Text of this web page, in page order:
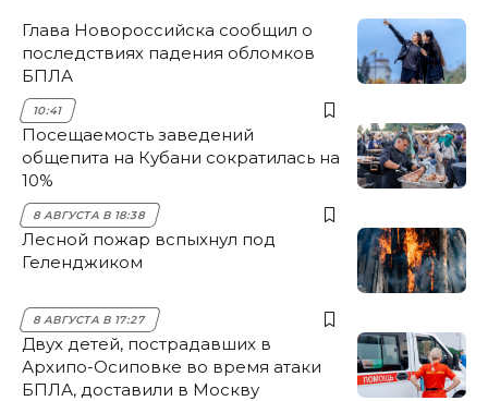
Глава Новороссийска сообщил о
последствиях падения обломков
БПЛА
10:41
Посещаемость заведений
общепита на Кубани сократилась на
10%
8 АВГУСТА В 18:38
Лесной пожар вспыхнул под
Геленджиком
8 АВГУСТА В 17:27
Двух детей, пострадавших в
Архипо-Осиповке во время атаки
БПЛА, доставили в Москву